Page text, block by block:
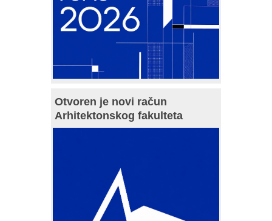
Otvoren je novi račun
Arhitektonskog fakulteta